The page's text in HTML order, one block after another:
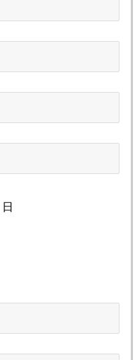
日